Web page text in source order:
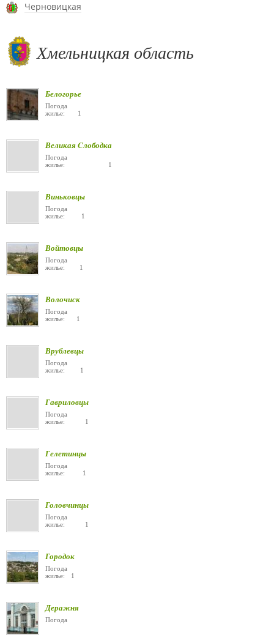
Черновицкая
Хмельницкая область
Белогорье
Погода
жилье: 1
Великая Cлободка
Погода
жилье: 1
Виньковцы
Погода
жилье: 1
Войтовцы
Погода
жилье: 1
Волочиск
Погода
жилье: 1
Врублевцы
Погода
жилье: 1
Гавриловцы
Погода
жилье: 1
Гелетинцы
Погода
жилье: 1
Головчинцы
Погода
жилье: 1
Городок
Погода
жилье: 1
Деражня
Погода